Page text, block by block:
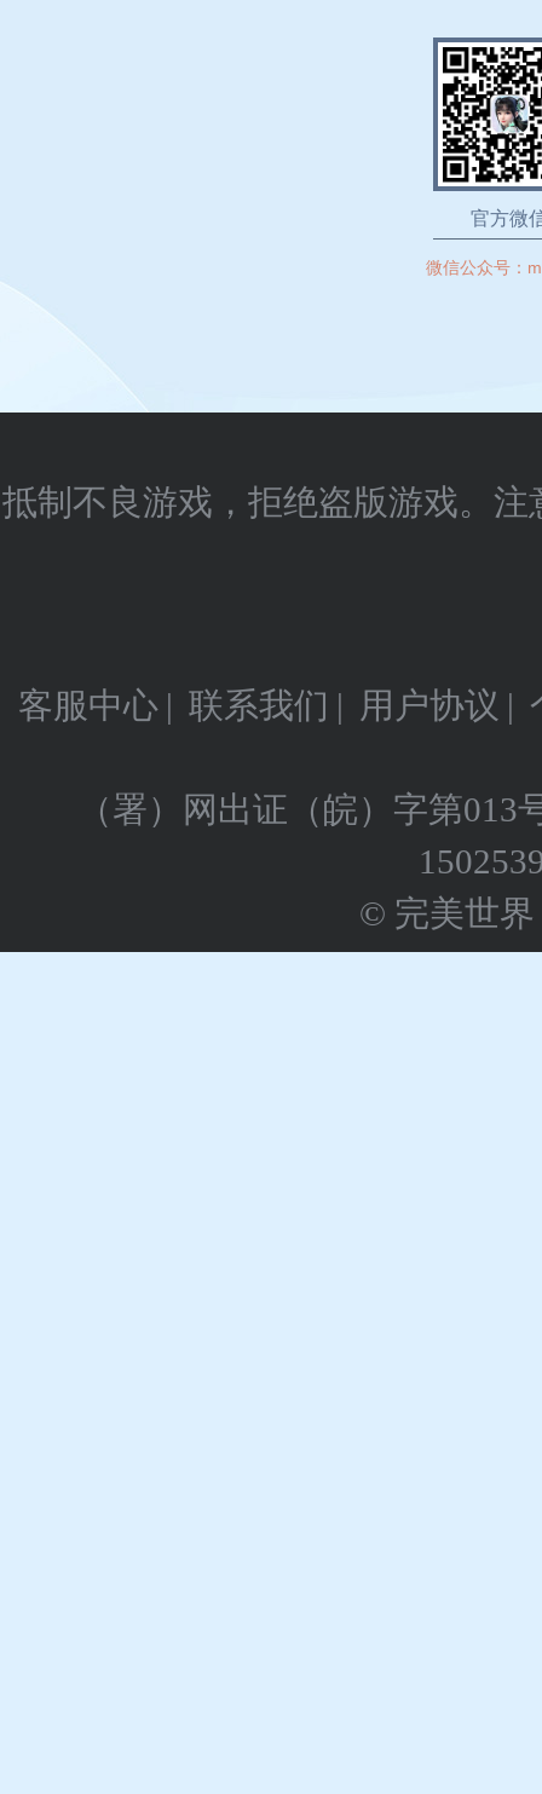
官方微
微信公众号：
抵制不良游戏，拒绝盗版游戏。
客服中心 | 联系我们 | 用户协议 |
（署）网出证（皖）字第013
© 完美世界